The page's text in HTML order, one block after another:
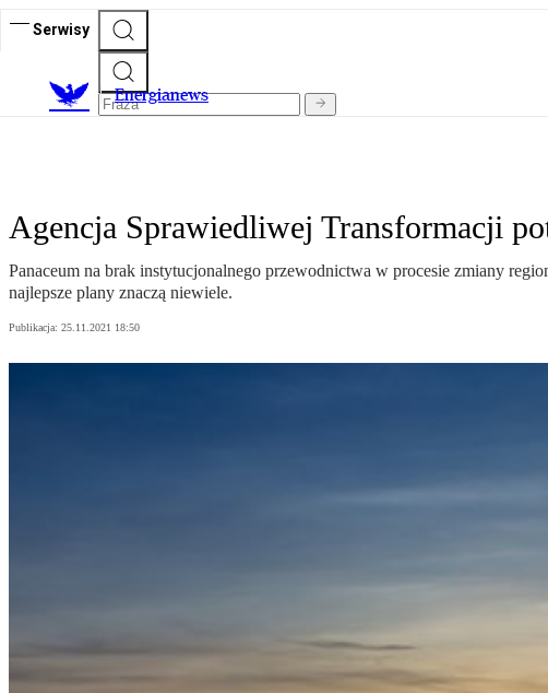
Serwisy
Energianews
Agencja Sprawiedliwej Transformacji
Panaceum na brak instytucjonalnego przewodnictwa w procesie zmiany
najlepsze plany znaczą niewiele.
Publikacja: 25.11.2021 18:50